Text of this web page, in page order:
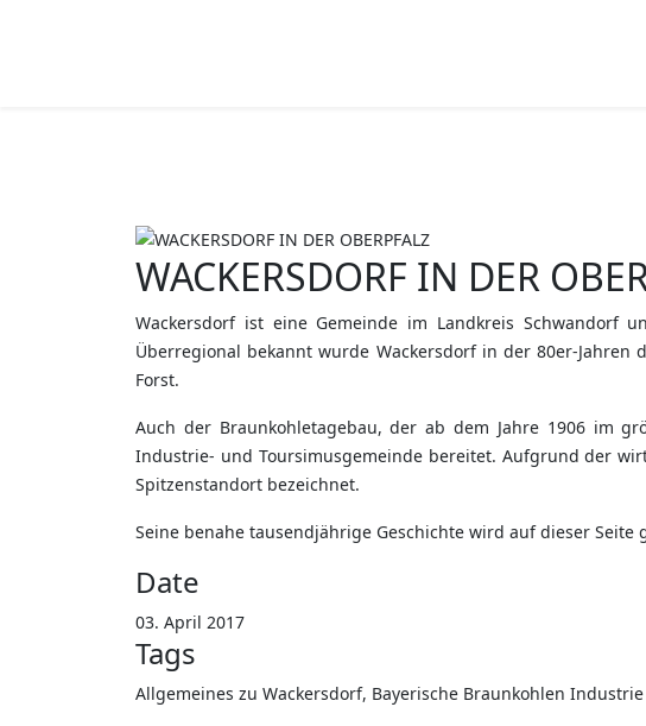
WACKERSDORF IN DER
Wackersdorf ist eine Gemeinde im Landkreis
Überregional bekannt wurde Wackersdorf in der 80er-
Forst.
Auch der Braunkohletagebau, der ab dem Jahre 1906 im
Industrie- und Toursimusgemeinde bereitet. Aufgrund der
Spitzenstandort bezeichnet.
Seine benahe tausendjährige Geschichte wird auf dieser
Date
03. April 2017
Tags
Allgemeines zu Wackersdorf, Bayerische Braunkohlen